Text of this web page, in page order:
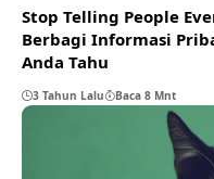
Stop Telling People
Berbagi Informasi
Anda Tahu
3 Tahun Lalu Baca 8 Mnt